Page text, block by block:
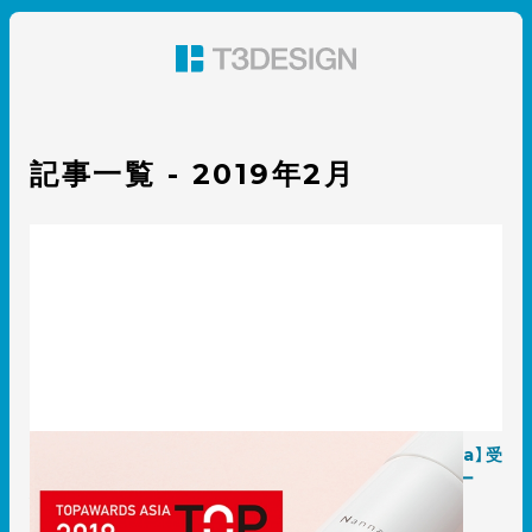
ン 株式会社T3デザイン
記事一覧 - 2019年2月
アジア限定のパッケージデザイン賞【Topawards Asia】受
賞報告｜ナンナミストに込めたメッセージとインタビュー
2019.02.06 事例